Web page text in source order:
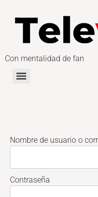
Con mentalidad de fan
Nombre de usuario o
Contraseña